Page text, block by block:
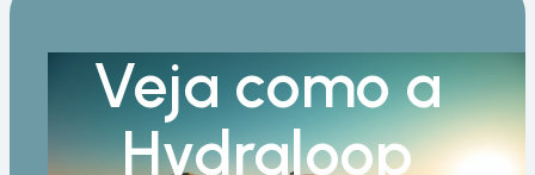
Veja como a
Hydraloop